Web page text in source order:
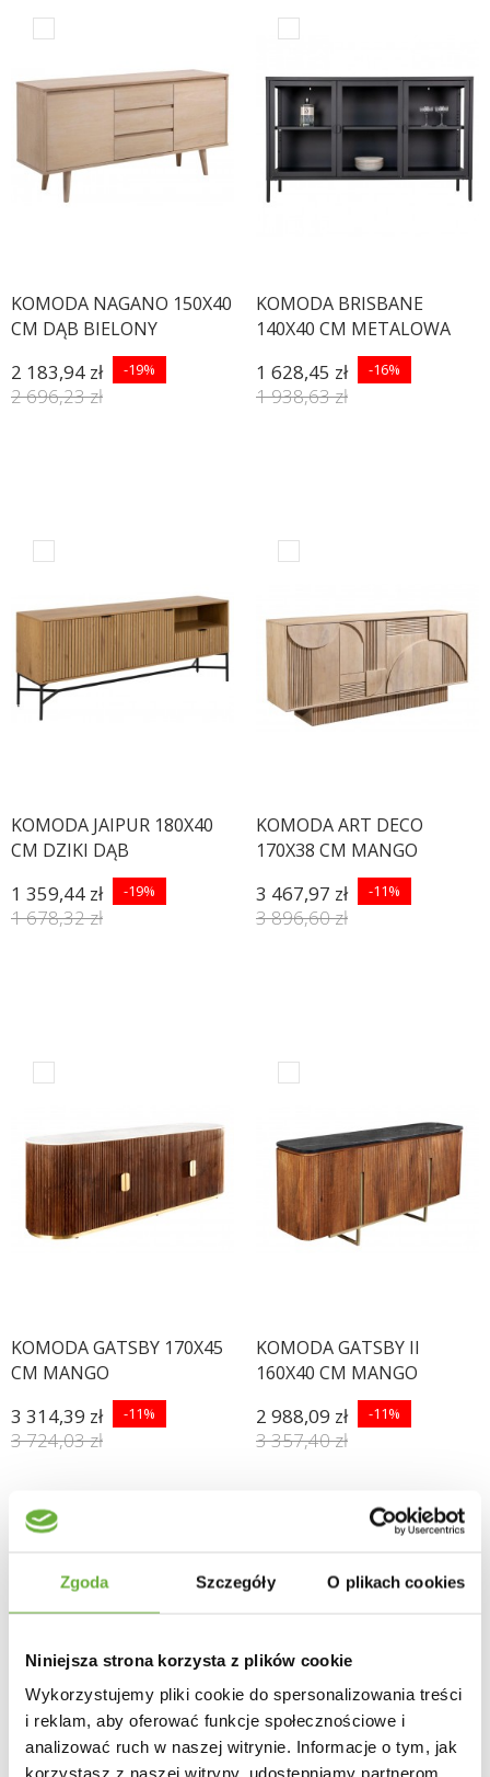
Zgoda Szczegóły O plikach cookies
Niniejsza strona korzysta z plików cookie
Wykorzystujemy pliki cookie do spersonalizowania treści
i reklam, aby oferować funkcje społecznościowe i
analizować ruch w naszej witrynie. Informacje o tym, jak
korzystasz z naszej witryny, udostępniamy partnerom
KOMODA NAGANO 150X40
CM DĄB BIELONY
2 183,94 zł -19%
2 696,23 zł
KOMODA BRISBANE
140X40 CM METALOWA
1 628,45 zł -16%
1 938,63 zł
KOMODA JAIPUR 180X40
CM DZIKI DĄB
1 359,44 zł -19%
1 678,32 zł
KOMODA ART DECO
170X38 CM MANGO
3 467,97 zł -11%
3 896,60 zł
KOMODA GATSBY 170X45
CM MANGO
3 314,39 zł -11%
3 724,03 zł
KOMODA GATSBY II
160X40 CM MANGO
2 988,09 zł -11%
3 357,40 zł